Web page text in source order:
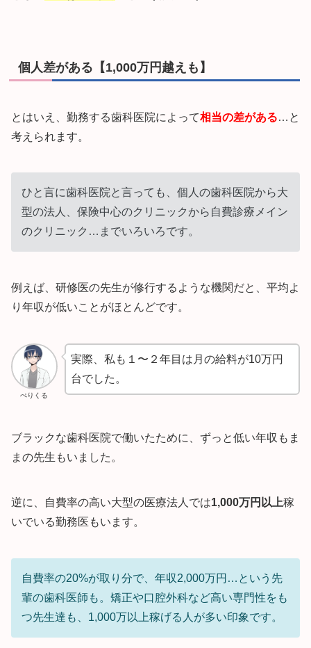
個人差がある【1,000万円越えも】
とはいえ、勤務する歯科医院によって相当の差がある…と
考えられます。
ひと言に歯科医院と言っても、個人の歯科医院から大
型の法人、保険中心のクリニックから自費診療メイン
のクリニック…までいろいろです。
例えば、研修医の先生が修行するような機関だと、平均よ
り年収が低いことがほとんどです。
ぺりくる
実際、私も１〜２年目は月の給料が10万円
台でした。
ブラックな歯科医院で働いたために、ずっと低い年収もま
まの先生もいました。
逆に、自費率の高い大型の医療法人では1,000万円以上稼
いでいる勤務医もいます。
自費率の20%が取り分で、年収2,000万円…という先
輩の歯科医師も。矯正や口腔外科など高い専門性をも
つ先生達も、1,000万以上稼げる人が多い印象です。